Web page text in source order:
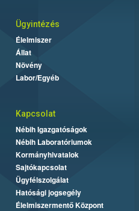
Ügyintézés
Élelmiszer
Állat
Növény
Labor/Egyéb
Kapcsolat
Nébih Igazgatóságok
Nébih Laboratóriumok
Kormányhivatalok
Sajtókapcsolat
Ügyfélszolgálat
Hatósági jogsegély
Élelmiszermentő Központ